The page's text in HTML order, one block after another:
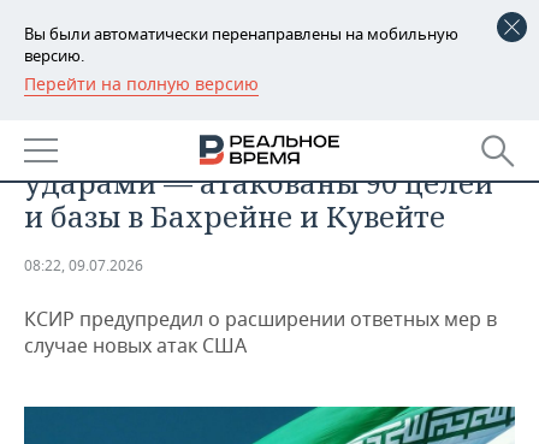
Вы были автоматически перенаправлены на мобильную
версию.
Перейти на полную версию
РЕГИОНЫ
БАШКОРТОСТАН
ТАТАРСТАН
НОВОСТИ
АНАЛИТИКА
ДЕКЛАРАЦИИ О ДОХОДАХ
КОРОЛИ ГОСЗАКАЗА ПФО
НОВОСТИ ЭКОНОМИКИ
ФИНАНСЫ
ПРОМЫШЛЕННОСТЬ
НОВОСТИ
НЕДВИЖИМОСТЬ
НОВОСТИ НЕДВИЖИМОСТИ
США и Иран обменялись
ударами — атакованы 90 целей
и базы в Бахрейне и Кувейте
08:22, 09.07.2026
КСИР предупредил о расширении ответных мер в
случае новых атак США